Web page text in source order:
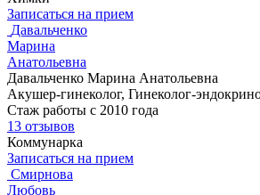
Записаться на прием
Давальченко
Марина
Анатольевна
Давальченко Марина Анатольевна
Акушер-гинеколог, Гинеколог-
Стаж работы с 2010 года
13 отзывов
Коммунарка
Записаться на прием
Смирнова
Любовь